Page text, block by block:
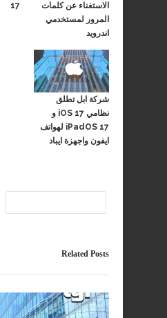
الاستغناء عن كلمات
المرور لمستخدمي
اندرويد
17
شركة ابل تطلق
نظامي iOS 17 و
iPadOS 17 لهواتف
ايفون واجهزة ايباد
Related Posts